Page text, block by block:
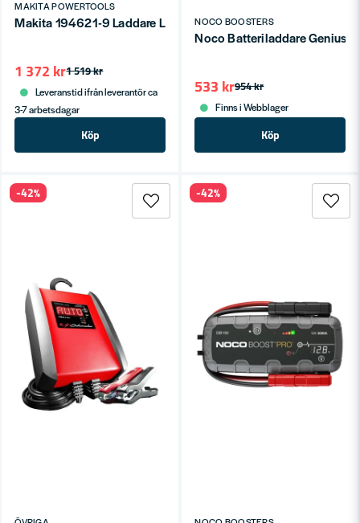
MAKITA POWERTOOLS
Makita 194621-9 Laddare LXT® 18V
1 519 kr
1 372 kr
Leveranstid ifrån leverantör ca
3-7 arbetsdagar
Köp
NOCO BOOSTERS
Noco Batteriladdare Genius
954 kr
533 kr
Finns i Webblager
Köp
-42% -42%